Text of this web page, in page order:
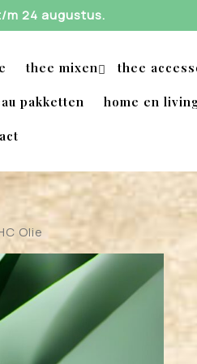
m 24 augustus.
thee mixen thee
pakketten home en
Olie